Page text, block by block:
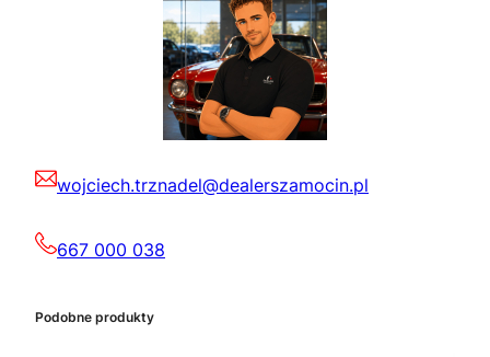
wojciech.trznadel@dealerszamocin.pl
667 000 038
Podobne produkty